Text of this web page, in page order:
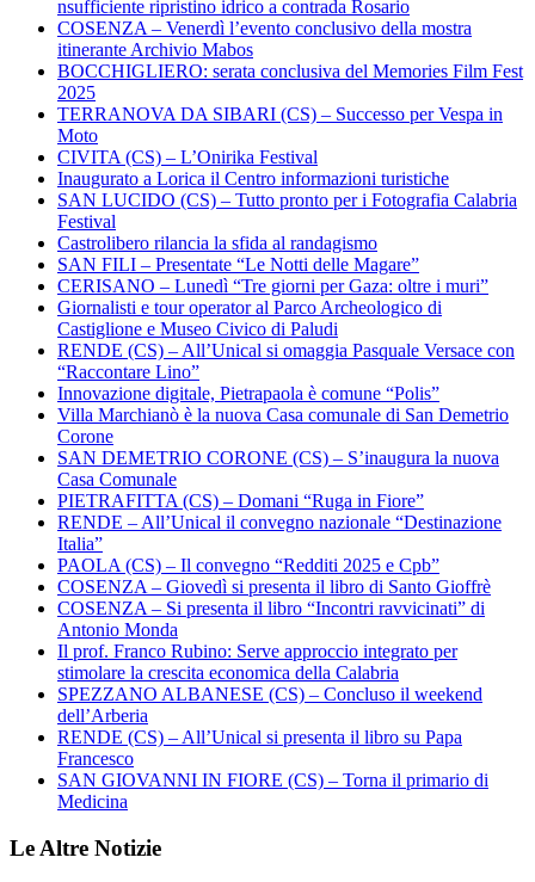
nsufficiente ripristino idrico a contrada Rosario
COSENZA – Venerdì l’evento conclusivo della mostra
itinerante Archivio Mabos
BOCCHIGLIERO: serata conclusiva del Memories Film Fest
2025
TERRANOVA DA SIBARI (CS) – Successo per Vespa in
Moto
CIVITA (CS) – L’Onirika Festival
Inaugurato a Lorica il Centro informazioni turistiche
SAN LUCIDO (CS) – Tutto pronto per i Fotografia Calabria
Festival
Castrolibero rilancia la sfida al randagismo
SAN FILI – Presentate “Le Notti delle Magare”
CERISANO – Lunedì “Tre giorni per Gaza: oltre i muri”
Giornalisti e tour operator al Parco Archeologico di
Castiglione e Museo Civico di Paludi
RENDE (CS) – All’Unical si omaggia Pasquale Versace con
“Raccontare Lino”
Innovazione digitale, Pietrapaola è comune “Polis”
Villa Marchianò è la nuova Casa comunale di San Demetrio
Corone
SAN DEMETRIO CORONE (CS) – S’inaugura la nuova
Casa Comunale
PIETRAFITTA (CS) – Domani “Ruga in Fiore”
RENDE – All’Unical il convegno nazionale “Destinazione
Italia”
PAOLA (CS) – Il convegno “Redditi 2025 e Cpb”
COSENZA – Giovedì si presenta il libro di Santo Gioffrè
COSENZA – Si presenta il libro “Incontri ravvicinati” di
Antonio Monda
Il prof. Franco Rubino: Serve approccio integrato per
stimolare la crescita economica della Calabria
SPEZZANO ALBANESE (CS) – Concluso il weekend
dell’Arberia
RENDE (CS) – All’Unical si presenta il libro su Papa
Francesco
SAN GIOVANNI IN FIORE (CS) – Torna il primario di
Medicina
Le Altre Notizie